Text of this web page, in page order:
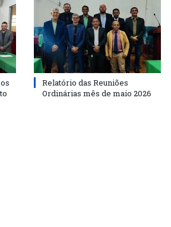
Relatório das Reuniões
Ordinárias mês de maio 2026